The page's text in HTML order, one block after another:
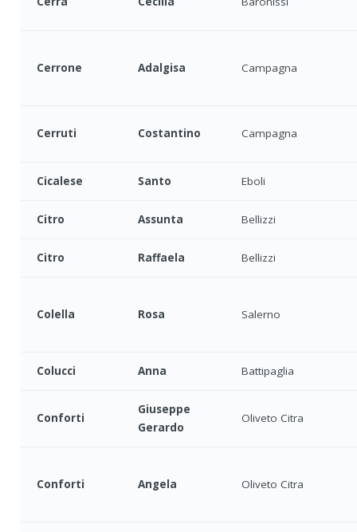
Cerrone Adalgisa Campagna
Cerruti Costantino Campagna
Cicalese Santo Eboli
Citro Assunta Bellizzi
Citro Raffaela Bellizzi
Colella Rosa Salerno
Colucci Anna Battipaglia
Conforti
Giuseppe
Gerardo
Oliveto Citra
Conforti Angela Oliveto Citra